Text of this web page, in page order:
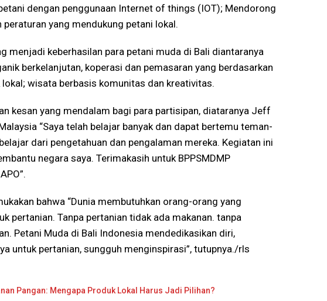
dengan penggunaan Internet of things (IOT); Mendorong
yang mendukung petani lokal.
menjadi keberhasilan para petani muda di Bali diantaranya
berkelanjutan, koperasi dan pemasaran yang berdasarkan
wisata berbasis komunitas dan kreativitas.
kesan yang mendalam bagi para partisipan, diataranya Jeff
“Saya telah belajar banyak dan dapat bertemu teman-
dari pengetahuan dan pengalaman mereka. Kegiatan ini
negara saya. Terimakasih untuk BPPSMDMP
bahwa “Dunia membutuhkan orang-orang yang
pertanian. Tanpa pertanian tidak ada makanan. tanpa
Petani Muda di Bali Indonesia mendedikasikan diri,
untuk pertanian, sungguh menginspirasi”, tutupnya./rls
Pangan: Mengapa Produk Lokal Harus Jadi Pilihan?